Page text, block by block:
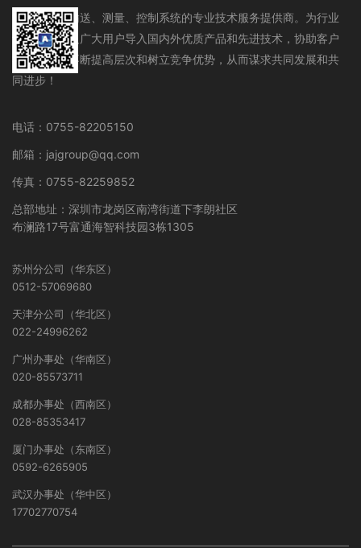
流体存储、输送、测量、控制系统的专业技术服务提供商。为行业
设备制造商及广大用户导入国内外优质产品和先进技术，协助客户
在行业领域不断提高层次和树立竞争优势，从而谋求共同发展和共
同进步！
电话：0755-82205150
邮箱：jajgroup@qq.com
传真：0755-82259852
总部地址：深圳市龙岗区南湾街道下李朗社区
布澜路17号富通海智科技园3栋1305
苏州分公司（华东区）
0512-57069680
天津分公司（华北区）
022-24996262
广州办事处（华南区）
020-85573711
成都办事处（西南区）
028-85353417
厦门办事处（东南区）
0592-6265905
武汉办事处（华中区）
17702770754